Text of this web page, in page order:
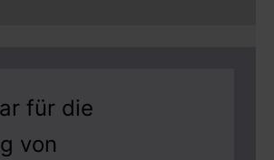
für die
von